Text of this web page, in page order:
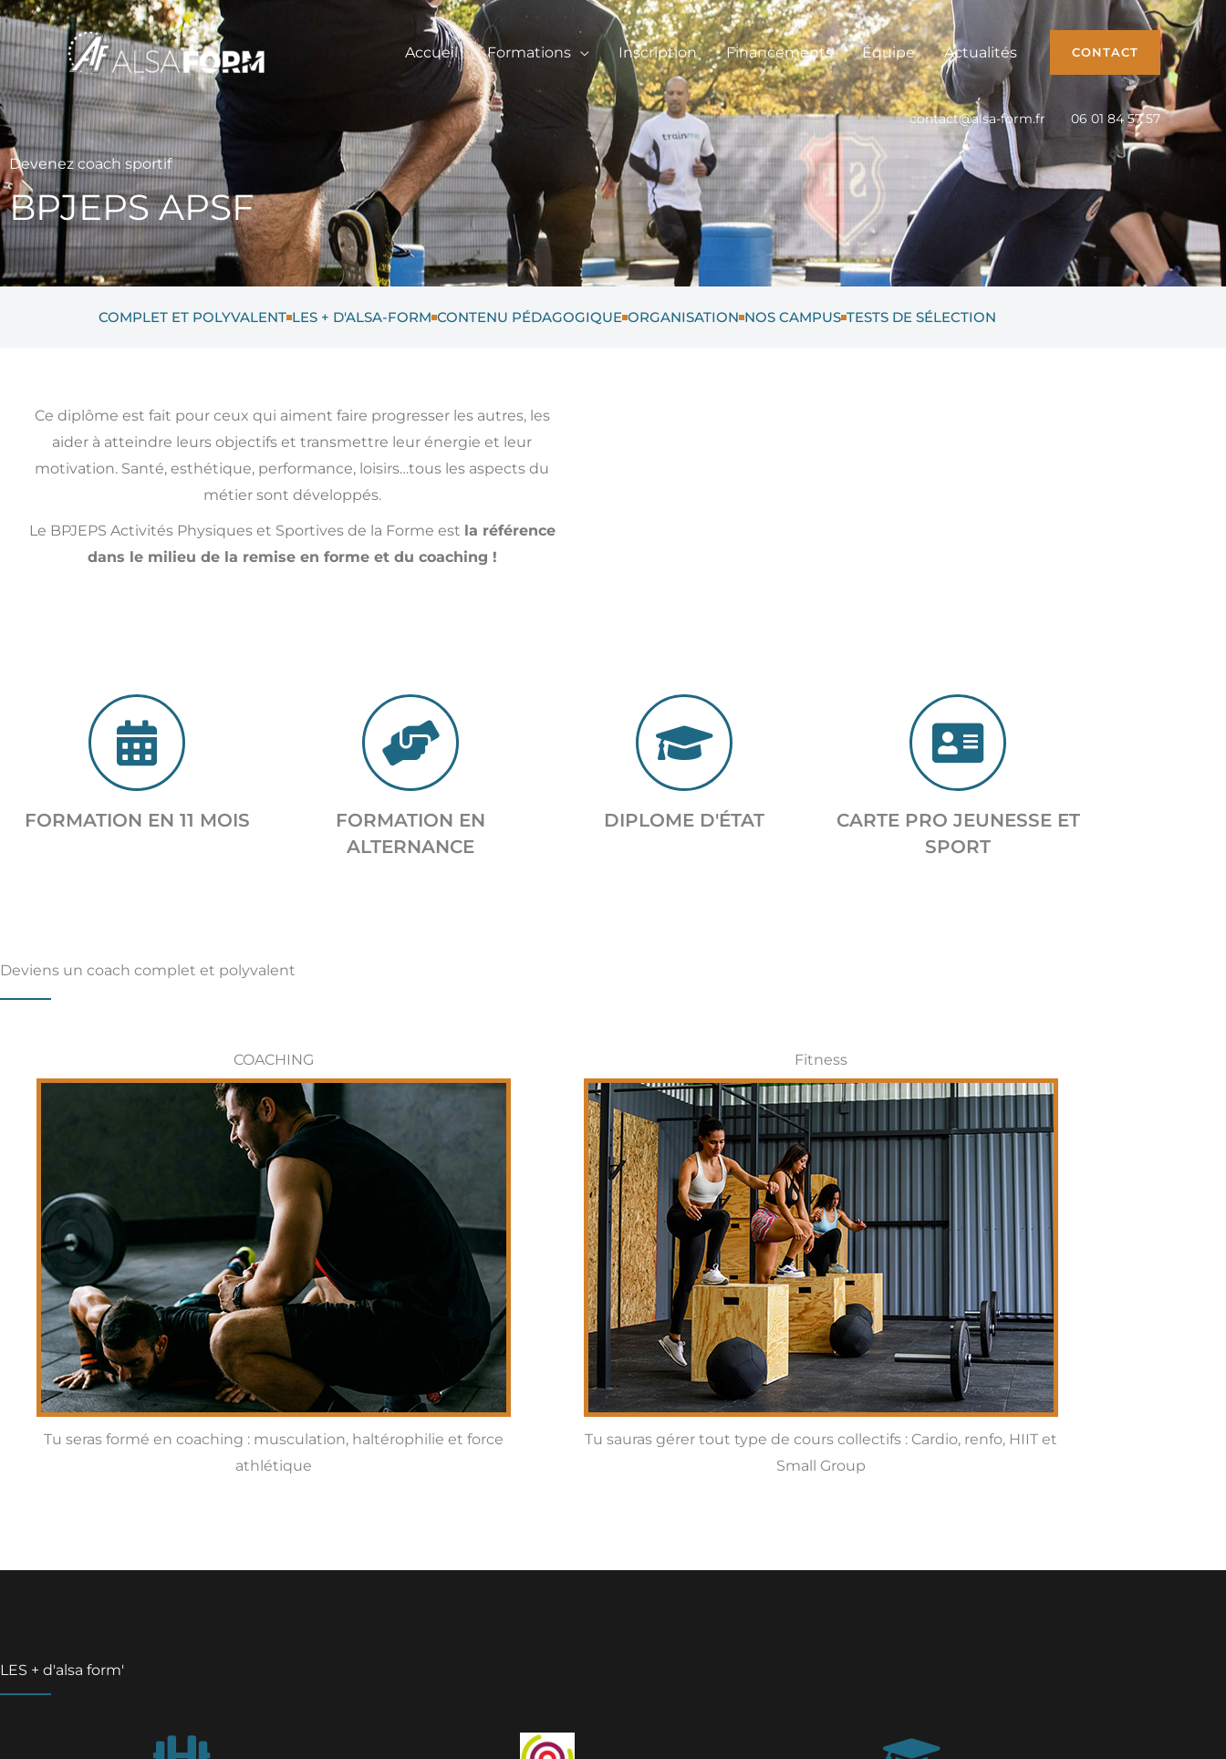
Aller
au
contenu
Accueil Formations Inscription Financements Équipe Actualités CONTACT
contact@alsa-form.fr 06 01 84 57 57
Devenez coach sportif
BPJEPS APSF
COMPLET ET POLYVALENT LES + D'ALSA-FORM CONTENU PÉDAGOGIQUE ORGANISATION NOS CAMPUS TESTS DE SÉLECTION
Ce diplôme est fait pour ceux qui aiment faire progresser les autres, les
aider à atteindre leurs objectifs et transmettre leur énergie et leur
motivation. Santé, esthétique, performance, loisirs…tous les aspects du
métier sont développés.
Le BPJEPS Activités Physiques et Sportives de la Forme est la référence
dans le milieu de la remise en forme et du coaching !
FORMATION EN 11 MOIS
FORMATION EN
ALTERNANCE
DIPLOME D'ÉTAT
CARTE PRO JEUNESSE ET
SPORT
Deviens un coach complet et polyvalent
COACHING
Tu seras formé en coaching : musculation, haltérophilie et force
athlétique
Fitness
Tu sauras gérer tout type de cours collectifs : Cardio, renfo, HIIT et
Small Group
LES + d'alsa form'